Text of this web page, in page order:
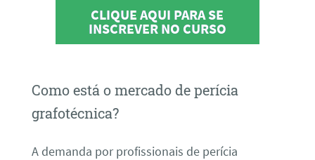
CLIQUE AQUI PARA SE
INSCREVER NO CURSO
Como está o mercado de perícia
grafotécnica?
A demanda por profissionais de perícia